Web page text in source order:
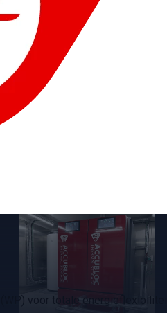
voor totale energieflexibiliteit.